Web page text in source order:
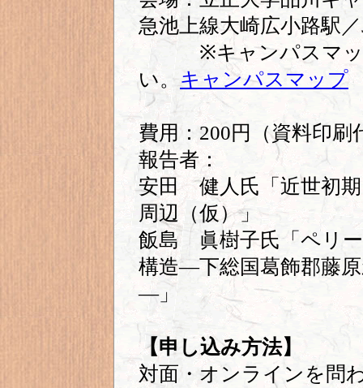
急池上線大崎広小路駅
※キャンパスマップ
い。 キャンパスマップ
費用：200円（資料印
報告者：
安田 健人氏「近世初
周辺（仮）」
飯島 眞樹子氏「ペリ
構造―下総国葛飾郡藤
―」
【申し込み方法】
対面・オンラインを問